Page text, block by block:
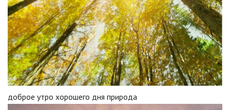
доброе утро хорошего дня природа